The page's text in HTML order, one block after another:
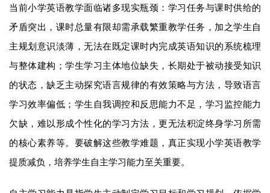
当前小学英语教学面临诸多现实瓶颈：学习任务与课时供给的
矛盾突出，课时总量有限却需承载繁重教学任务，加之学生自
主规划意识淡薄，无法在既定课时内完成英语知识的系统梳理
与整体建构；学生学习主体地位缺失，长期处于被动接受知识
的状态，缺乏主动探究语言规律的有效策略与方法，导致语言
学习效率偏低；学生自我调控和反思能力不足，学习监控能力
欠缺，难以形成个性化的学习方法，更无法积淀终身学习所需
的核心素养等。要破解这些教学难题，真正实现小学英语教学
提质减负，培养学生自主学习能力至关重要。